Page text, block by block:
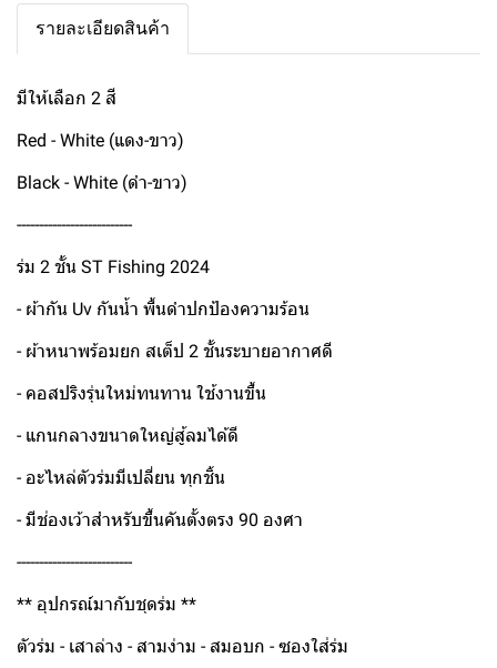
รายละเอียดสินค้า
มีให้เลือก 2 สี
Red - White (แดง-ขาว)
Black - White (ดำ-ขาว)
--------------------------
ร่ม 2 ชั้น ST Fishing 2024
- ผ้ากัน Uv กันน้ำ พื้นดำปกป้องความร้อน
- ผ้าหนาพร้อมยก สเต็ป 2 ชั้นระบายอากาศดี
- คอสปริงรุ่นใหม่ทนทาน ใช้งานขึ้น
- แกนกลางขนาดใหญ่สู้ลมได้ดี
- อะไหล่ตัวร่มมีเปลี่ยน ทุกชิ้น
- มีช่องเว้าสำหรับขึ้นคันตั้งตรง 90 องศา
--------------------------
** อุปกรณ์มากับชุดร่ม **
ตัวร่ม - เสาล่าง - สามง่าม - สมอบก - ซองใส่ร่ม